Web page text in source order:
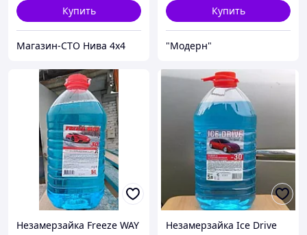
Купить
Магазин-СТО Нива 4x4
Купить
"Модерн"
Незамерзайка Freeze WAY
Незамерзайка Ice Drive